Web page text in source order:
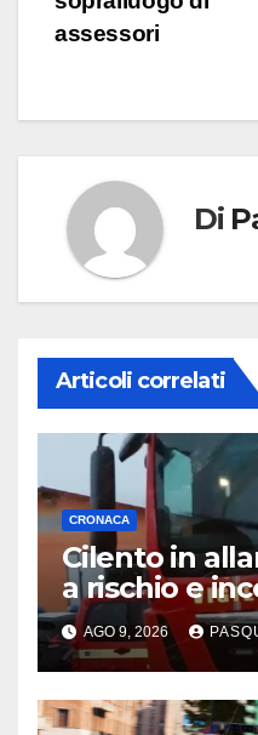
assessori
Di
Articoli correlati
CRONACA
Cilento in
a rischio e
AGO 9, 2026